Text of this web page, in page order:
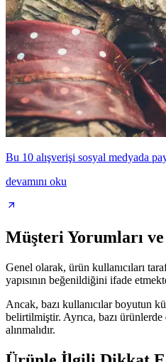
Bu 10 alışverişi sosyal medyada
devamını oku
Müşteri Yorumları
Genel olarak, ürün kullanıcıları
yapısının beğenildiğini ifade
Ancak, bazı kullanıcılar boyutun
belirtilmiştir. Ayrıca, bazı
alınmalıdır.